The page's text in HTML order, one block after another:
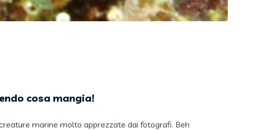
cosa mangia!
marine molto apprezzate dai fotografi. Beh